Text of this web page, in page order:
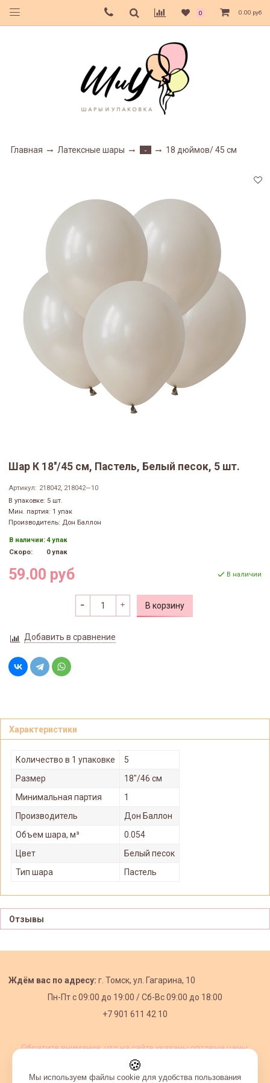
0 0.00 руб
Главная Латексные шары - 18 дюймов/ 45 см
Шар К 18''/45 см, Пастель, Белый песок, 5 шт.
Артикул: 218042, 218042—10
В упаковке: 5 шт.
Мин. партия: 1 упак
Производитель: Дон Баллон
В наличии:4 упак
Скоро:
0 упак
59.00 руб В наличии
В корзину
Добавить в сравнение
Характеристики
Количество в 1 упаковке
5
Размер
18"/46 см
Минимальная партия
1
Производитель
Дон Баллон
Объем шара, м³
0.054
Цвет
Белый песок
Тип шара
Пастель
Отзывы
Ждём вас по адресу: г. Томск, ул. Гагарина, 10
Пн-Пт с09:00 до 19:00 /Сб-Вс 09:00 до 18:00
+7 901 611 42 10
Обратите внимание, что на сайте указаны оптовые цены,
🍪
Мы используем файлы cookie для удобства пользования